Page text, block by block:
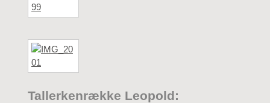
Tallerkenrække Leopold: